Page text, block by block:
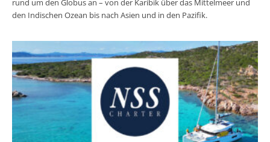
rund um den Globus an – von der Karibik über das Mittelmeer und
den Indischen Ozean bis nach Asien und in den Pazifik.